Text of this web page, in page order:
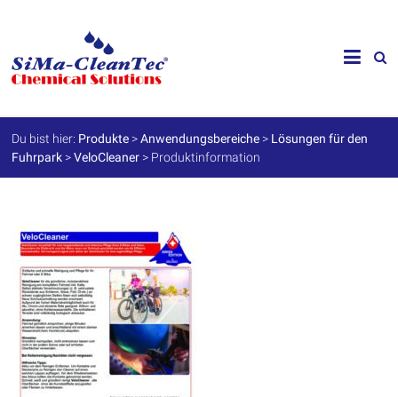
SiMa-
Cleantec
GmbH
Spezialprodukte
für
Werterhalt
Du bist hier: Produkte >Anwendungsbereiche > Lösungen für den
Fuhrpark >VeloCleaner > Produktinformation